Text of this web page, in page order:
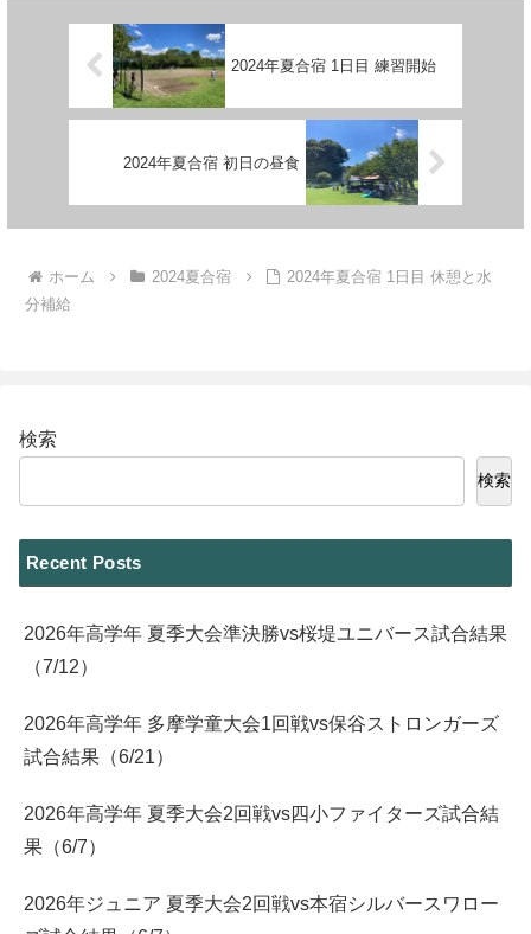
2024年夏合宿 1日目 練習開始
2024年夏合宿 初日の昼食
ホーム 2024夏合宿
2024年夏合宿 1日目 休憩と水
分補給
検索
検索
Recent Posts
2026年高学年 夏季大会準決勝vs桜堤ユニバース試合結果
（7/12）
2026年高学年 多摩学童大会1回戦vs保谷ストロンガーズ
試合結果（6/21）
2026年高学年 夏季大会2回戦vs四小ファイターズ試合結
果（6/7）
2026年ジュニア 夏季大会2回戦vs本宿シルバースワロー